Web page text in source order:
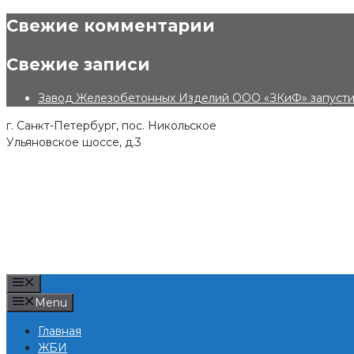
Skip
Свежие комментарии
Свежие записи
Завод Железобетонных Изделий ООО «ЗКиФ»
г. Санкт-Петербург, пос. Никольское
Ульяновское шоссе, д.3
Menu
Главная
ЖБИ